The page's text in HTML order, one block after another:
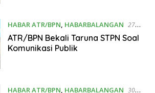
HABAR ATR/BPN, HABARBALANGAN 27
Februari 2026
ATR/BPN Bekali Taruna STPN Soal
Komunikasi Publik
HABAR ATR/BPN, HABARBALANGAN 30